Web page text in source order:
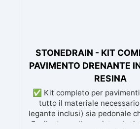
STONEDRAIN - KIT
PAVIMENTO DRENANTE
RESINA
✅ Kit completo per
tutto il materiale
legante inclusi) sia pedonale
Facile da applicare: istruzioni